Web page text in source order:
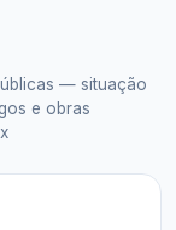
— situação
e obras